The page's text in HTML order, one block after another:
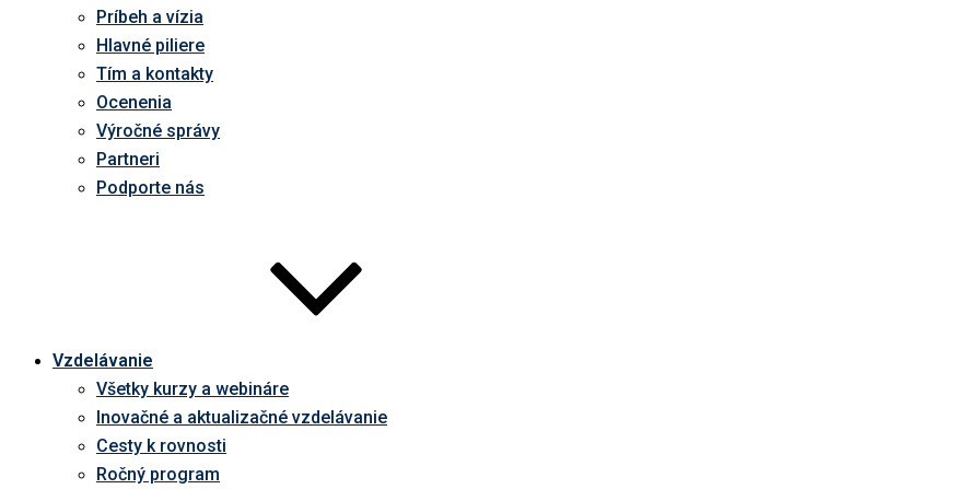
Príbeh a vízia
Hlavné piliere
Tím a kontakty
Ocenenia
Výročné správy
Partneri
Podporte nás
Vzdelávanie
Všetky kurzy a webináre
Inovačné a aktualizačné vzdelávanie
Cesty k rovnosti
Ročný program